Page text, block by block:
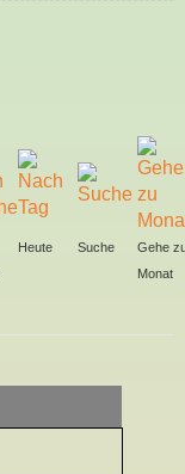
Heute Suche
Gehe
Monat